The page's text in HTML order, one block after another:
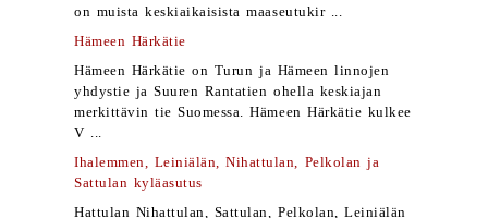
on muista keskiaikaisista maaseutukir ...
Hämeen Härkätie
Hämeen Härkätie on Turun ja Hämeen linnojen
yhdystie ja Suuren Rantatien ohella keskiajan
merkittävin tie Suomessa. Hämeen Härkätie kulkee
V ...
Ihalemmen, Leiniälän, Nihattulan, Pelkolan ja
Sattulan kyläasutus
Hattulan Nihattulan, Sattulan, Pelkolan, Leiniälän